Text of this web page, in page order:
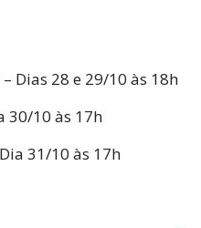
Dias 28 e 29/10 às 18h
30/10 às 17h
31/10 às 17h